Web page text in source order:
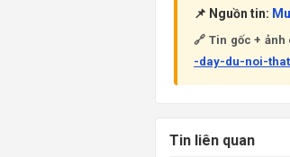
📌 Nguồn tin:
🔗 Tin gốc + ảnh
-day-du-noi-
Tin liên quan